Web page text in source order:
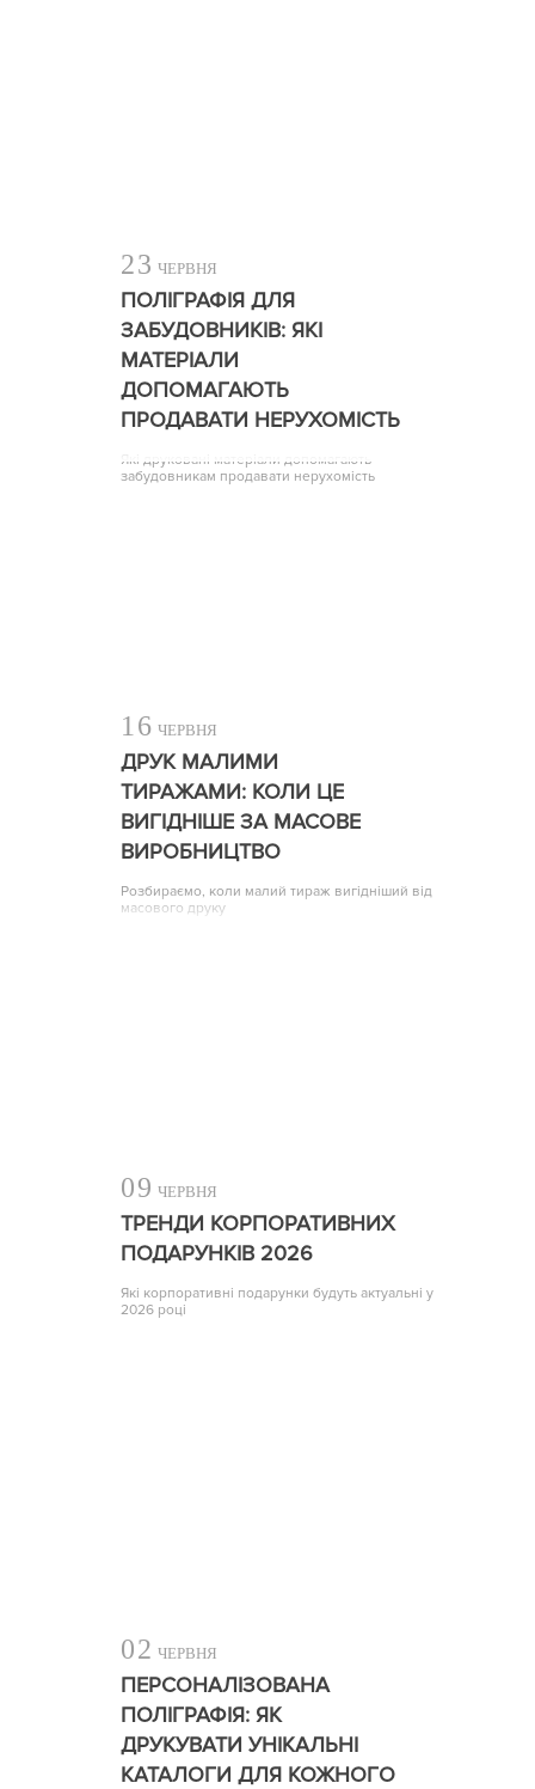
23 ЧЕРВНЯ
ПОЛІГРАФІЯ ДЛЯ
ЗАБУДОВНИКІВ: ЯКІ
МАТЕРІАЛИ
ДОПОМАГАЮТЬ
ПРОДАВАТИ НЕРУХОМІСТЬ
Які друковані матеріали допомагають
забудовникам продавати нерухомість
16 ЧЕРВНЯ
ДРУК МАЛИМИ
ТИРАЖАМИ: КОЛИ ЦЕ
ВИГІДНІШЕ ЗА МАСОВЕ
ВИРОБНИЦТВО
Розбираємо, коли малий тираж вигідніший від
масового друку
09 ЧЕРВНЯ
ТРЕНДИ КОРПОРАТИВНИХ
ПОДАРУНКІВ 2026
Які корпоративні подарунки будуть актуальні у
2026 році
02 ЧЕРВНЯ
ПЕРСОНАЛІЗОВАНА
ПОЛІГРАФІЯ: ЯК
ДРУКУВАТИ УНІКАЛЬНІ
КАТАЛОГИ ДЛЯ КОЖНОГО